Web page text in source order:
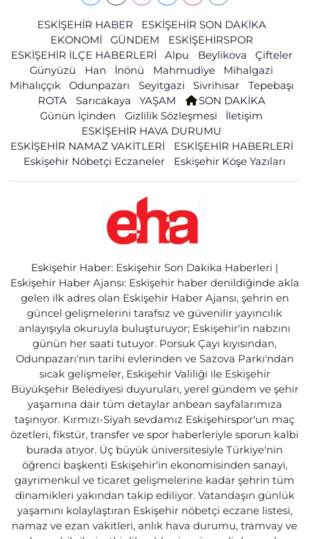
ESKİŞEHİR HABER
ESKİŞEHİR SON DAKİKA
EKONOMİ
GÜNDEM
ESKİŞEHİRSPOR
ESKİŞEHİR İLÇE HABERLERİ
Alpu Beylikova
Çifteler
Günyüzü
Han İnönü Mahmudiye
Mihalgazi
Mihalıççık
Odunpazarı Seyitgazi Sivrihisar
Tepebaşı
ROTA
Sarıcakaya YAŞAM
SON DAKİKA
Günün İçinden
Gizlilik Sözleşmesi
İletişim
ESKİŞEHİR HAVA DURUMU
ESKİŞEHİR NAMAZ VAKİTLERİ
ESKİŞEHİR HABERLERİ
Eskişehir Nöbetçi Eczaneler
Eskişehir Köşe Yazıları
Eskişehir Haber: Eskişehir Son Dakika Haberleri |
Eskişehir Haber Ajansı: Eskişehir haber denildiğinde akla
gelen ilk adres olan Eskişehir Haber Ajansı, şehrin en
güncel gelişmelerini tarafsız ve güvenilir yayıncılık
anlayışıyla okuruyla buluşturuyor; Eskişehir'in nabzını
günün her saati tutuyor. Porsuk Çayı kıyısından,
Odunpazarı'nın tarihi evlerinden ve Sazova Parkı'ndan
sıcak gelişmeler, Eskişehir Valiliği ile Eskişehir
Büyükşehir Belediyesi duyuruları, yerel gündem ve şehir
yaşamına dair tüm detaylar anbean sayfalarımıza
taşınıyor. Kırmızı-Siyah sevdamız Eskişehirspor'un maç
özetleri, fikstür, transfer ve spor haberleriyle sporun kalbi
burada atıyor. Üç büyük üniversitesiyle Türkiye'nin
öğrenci başkenti Eskişehir'in ekonomisinden sanayi,
gayrimenkul ve ticaret gelişmelerine kadar şehrin tüm
dinamikleri yakından takip ediliyor. Vatandaşın günlük
yaşamını kolaylaştıran Eskişehir nöbetçi eczane listesi,
namaz ve ezan vakitleri, anlık hava durumu, tramvay ve